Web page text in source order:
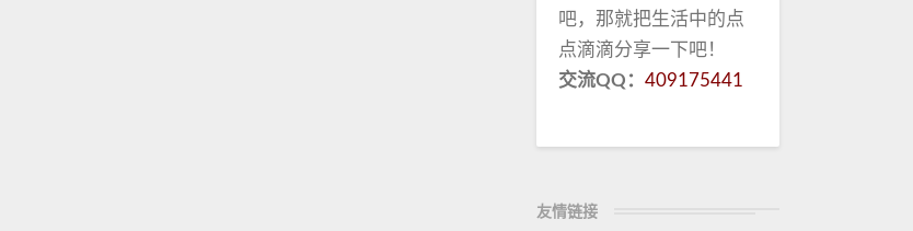
吧，那就把生活中的点
点滴滴分享一下吧！
交流QQ： 409175441
友情链接